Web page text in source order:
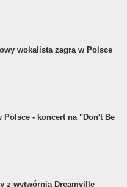
wokalista zagra w Polsce
Polsce - koncert na "Don't Be
z wytwórnią Dreamville